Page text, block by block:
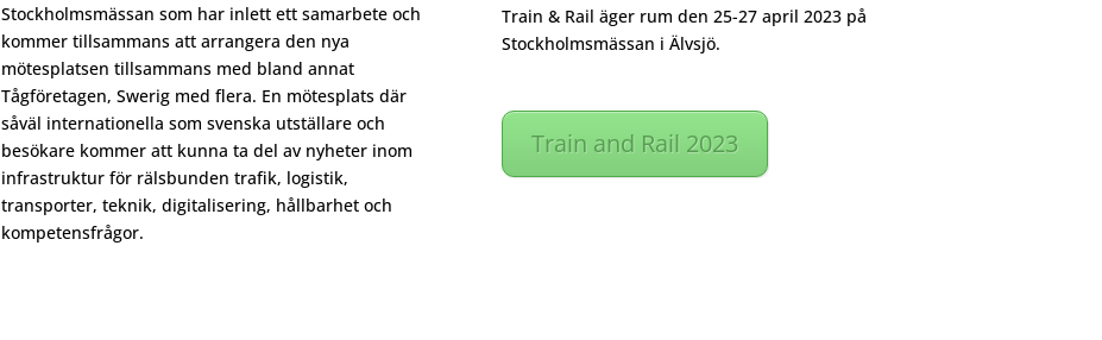
Stockholmsmässan som har inlett ett samarbete och
kommer tillsammans att arrangera den nya
mötesplatsen tillsammans med bland annat
Tågföretagen, Swerig med flera. En mötesplats där
såväl internationella som svenska utställare och
besökare kommer att kunna ta del av nyheter inom
infrastruktur för rälsbunden trafik, logistik,
transporter, teknik, digitalisering, hållbarhet och
kompetensfrågor.
Train & Rail äger rum den 25-27 april 2023 på
Stockholmsmässan i Älvsjö.
Train and Rail 2023